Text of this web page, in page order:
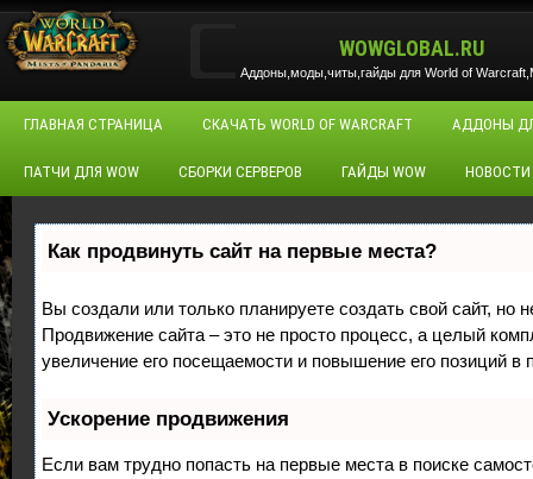
WOWGLOBAL.RU
Аддоны,моды,читы,гайды для World of
ГЛАВНАЯ СТРАНИЦА СКАЧАТЬ WORLD OF WARCRAFT АДДОНЫ
ПАТЧИ ДЛЯ WOW СБОРКИ СЕРВЕРОВ ГАЙДЫ WOW НОВОСТИ
Как продвинуть сайт на первые места?
Вы создали или только планируете создать свой сайт, но
Продвижение сайта – это не просто процесс, а целый
увеличение его посещаемости и повышение его позиций в
Ускорение продвижения
Если вам трудно попасть на первые места в поиске